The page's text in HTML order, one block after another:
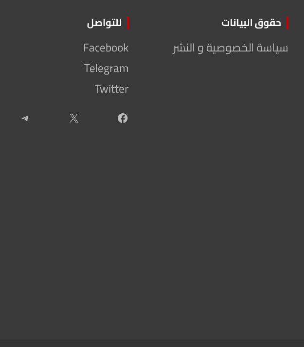
حقوق البيانات
سياسة الخصوصية و النشر
للتواصل
Facebook
Telegram
Twitter
Facebook
X
Telegram